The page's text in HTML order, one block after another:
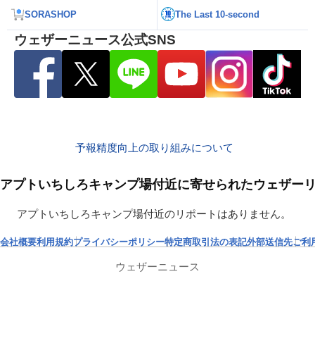
SORASHOP The Last 10-second
ウェザーニュース公式SNS
予報精度向上の取り組みについて
アプトいちしろキャンプ場付近に寄せられたウェザー
アプトいちしろキャンプ場付近のリポートはありません。
会社概要利用規約プライバシーポリシー特定商取引法の表記外部送信先ご利
ウェザーニュース